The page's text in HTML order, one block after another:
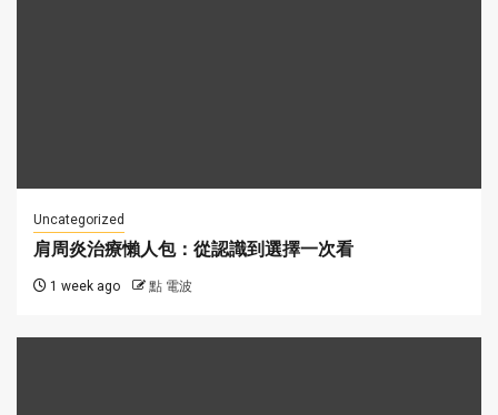
Uncategorized
肩周炎治療懶人包：從認識到選擇一次看
1 week ago 點 電波